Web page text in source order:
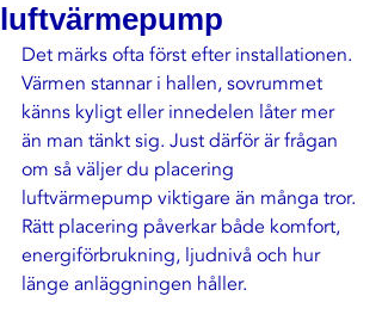
luftvärmepump
Det märks ofta först efter installationen.
Värmen stannar i hallen, sovrummet
känns kyligt eller innedelen låter mer
än man tänkt sig. Just därför är frågan
om så väljer du placering
luftvärmepump viktigare än många tror.
Rätt placering påverkar både komfort,
energiförbrukning, ljudnivå och hur
länge anläggningen håller.